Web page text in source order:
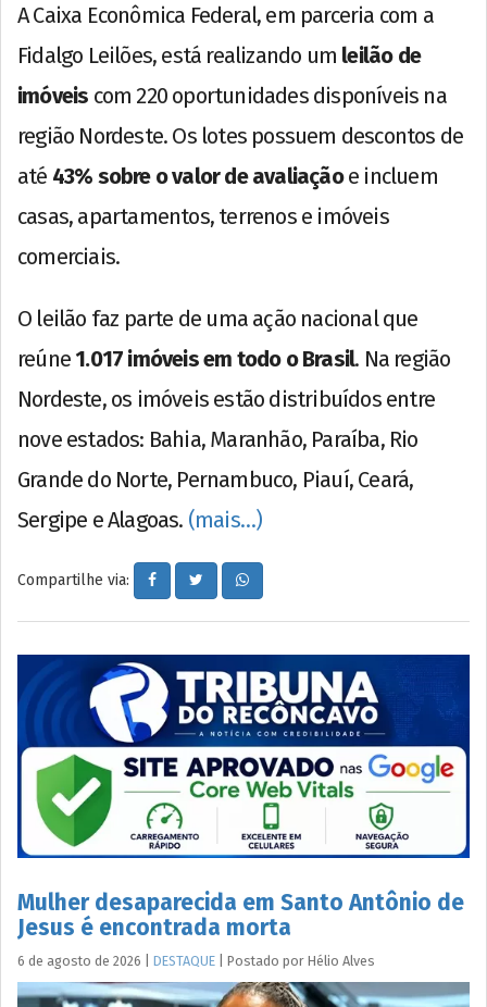
A Caixa Econômica Federal, em parceria com a
Fidalgo Leilões, está realizando um leilão de
imóveis com 220 oportunidades disponíveis na
região Nordeste. Os lotes possuem descontos de
até 43% sobre o valor de avaliaçãoe incluem
casas, apartamentos, terrenos e imóveis
comerciais.
O leilão faz parte de uma ação nacional que
reúne 1.017 imóveis em todo o Brasil. Na região
Nordeste, os imóveis estão distribuídos entre
nove estados: Bahia, Maranhão, Paraíba, Rio
Grande do Norte, Pernambuco, Piauí, Ceará,
Sergipe e Alagoas. (mais…)
Compartilhe via:
Mulher desaparecida em Santo Antônio de
Jesus é encontrada morta
6 de agosto de 2026 DESTAQUE Postado por Hélio Alves